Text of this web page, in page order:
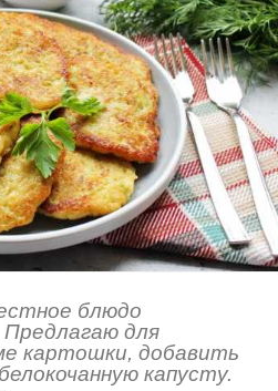
блюдо
Предлагаю для
картошки, добавить
капусту.